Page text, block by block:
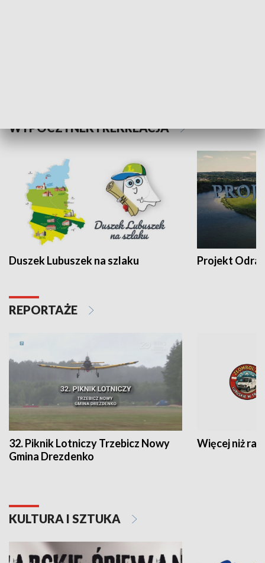
WYPOCZYNEK I REKREACJA
Duszek Lubuszek na szlaku Projekt Odra
REPORTAŻE
32. Piknik Lotniczy Trzebicz Nowy
Gmina Drezdenko
Więcej niż rajd
KULTURA I SZTUKA